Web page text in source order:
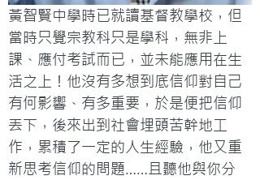
黃智賢中學時已就讀基督教學校，但
當時只覺宗教科只是學科，無非上
課、應付考試而已，並未能應用在生
活之上！他沒有多想到底信仰對自己
有何影響、有多重要，於是便把信仰
丟下，後來出到社會埋頭苦幹地工
作，累積了一定的人生經驗，他又重
新思考信仰的問題……且聽他與你分